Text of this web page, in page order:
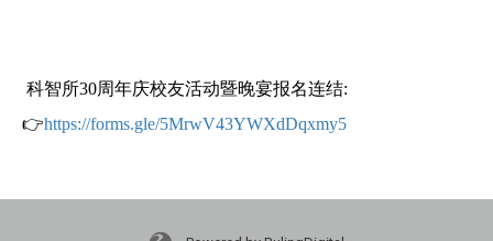
科智所30周年庆校友活动暨晚宴报名连结:
👉https://forms.gle/5MrwV43YWXdDqxmy5